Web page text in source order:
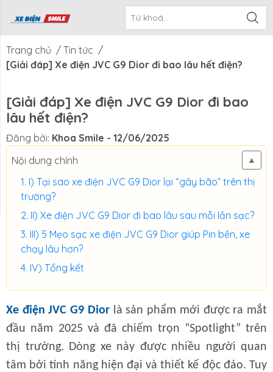
Xe Điện
Smile
CTKM Tháng Blog
Trang chủ / Tin tức /
[Giải đáp] Xe điện JVC G9 Dior đi bao lâu hết điện?
[Giải đáp] Xe điện JVC G9 Dior đi bao
lâu hết điện?
Đăng bởi: Khoa Smile - 12/06/2025
Nội dung chính
▲
I) Tại sao xe điện JVC G9 Dior lại “gây bão” trên thị
trường?
II) Xe điện JVC G9 Dior đi bao lâu sau mỗi lần sạc?
III) 5 Mẹo sạc xe điện JVC G9 Dior giúp Pin bền, xe
chạy lâu hơn?
IV) Tổng kết
Xe điện JVC G9 Dior là sản phẩm mới được ra mắt
đầu năm 2025 và đã chiếm trọn “Spotlight” trên
thị trường. Dòng xe này được nhiều người quan
tâm bởi tính năng hiện đại và thiết kế độc đáo. Tuy